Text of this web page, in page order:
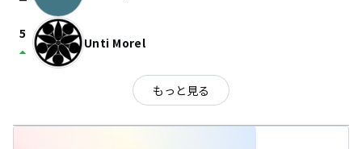
5
arrow_drop_up Unti Morel
もっと見る